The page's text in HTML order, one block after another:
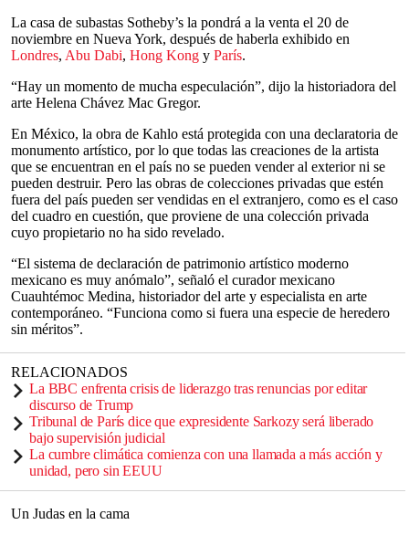
La casa de subastas Sotheby’s la pondrá a la venta el 20 de
noviembre en Nueva York, después de haberla exhibido en
Londres, Abu Dabi, Hong Kong y París.
“Hay un momento de mucha especulación”, dijo la historiadora del
arte Helena Chávez Mac Gregor.
En México, la obra de Kahlo está protegida con una declaratoria de
monumento artístico, por lo que todas las creaciones de la artista
que se encuentran en el país no se pueden vender al exterior ni se
pueden destruir. Pero las obras de colecciones privadas que estén
fuera del país pueden ser vendidas en el extranjero, como es el caso
del cuadro en cuestión, que proviene de una colección privada
cuyo propietario no ha sido revelado.
“El sistema de declaración de patrimonio artístico moderno
mexicano es muy anómalo”, señaló el curador mexicano
Cuauhtémoc Medina, historiador del arte y especialista en arte
contemporáneo. “Funciona como si fuera una especie de heredero
sin méritos”.
RELACIONADOS
La BBC enfrenta crisis de liderazgo tras renuncias por editar
discurso de Trump
Tribunal de París dice que expresidente Sarkozy será liberado
bajo supervisión judicial
La cumbre climática comienza con una llamada a más acción y
unidad, pero sin EEUU
Un Judas en la cama